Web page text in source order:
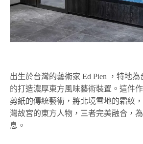
出生於台灣的藝術家 Ed Pien ，特地
的打造濃厚東方風味藝術裝置。這件
剪紙的傳統藝術，將北境雪地的霜紋
灣故宮的東方人物，三者完美融合，
息。